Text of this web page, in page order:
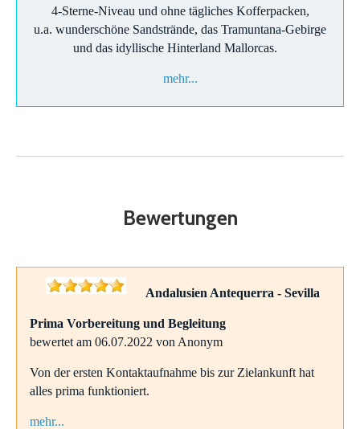
4-Sterne-Niveau und ohne tägliches Kofferpacken,
u.a. wunderschöne Sandstrände, das Tramuntana-Gebirge
und das idyllische Hinterland Mallorcas.
mehr...
Bewertungen
Andalusien Antequerra - Sevilla
Prima Vorbereitung und Begleitung
bewertet am 06.07.2022 von Anonym
Von der ersten Kontaktaufnahme bis zur Zielankunft hat
alles prima funktioniert.
mehr...